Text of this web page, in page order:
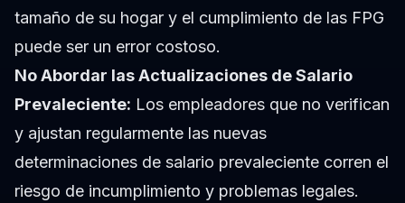
tamaño de su hogar y el cumplimiento de las FPG
puede ser un error costoso.
No Abordar las Actualizaciones de Salario
Prevaleciente: Los empleadores que no verifican
y ajustan regularmente las nuevas
determinaciones de salario prevaleciente corren el
riesgo de incumplimiento y problemas legales.